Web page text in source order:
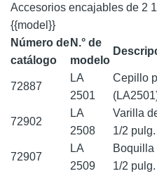
Accesorios encajables de 2
{{model}}
Número de
catálogo
N.° de
modelo
72887
LA
2501
Cepillo
72902
LA
2508
Varilla
1/2
72907
LA
2509
Boquilla
1/2